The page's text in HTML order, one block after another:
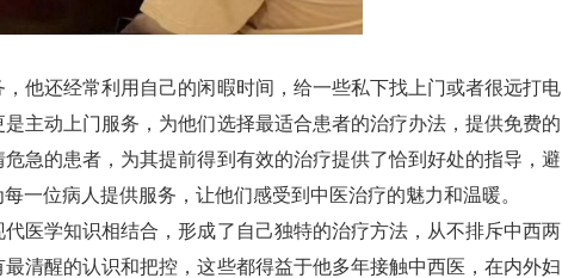
他还经常利用自己的闲暇时间，给一些私下找上门或者很远打电
主动上门服务，为他们选择最适合患者的治疗办法，提供免费的
急的患者，为其提前得到有效的治疗提供了恰到好处的指导，避
一位病人提供服务，让他们感受到中医治疗的魅力和温暖。
医学知识相结合，形成了自己独特的治疗方法，从不排斥中西两
清醒的认识和把控，这些都得益于他多年接触中西医，在内外妇